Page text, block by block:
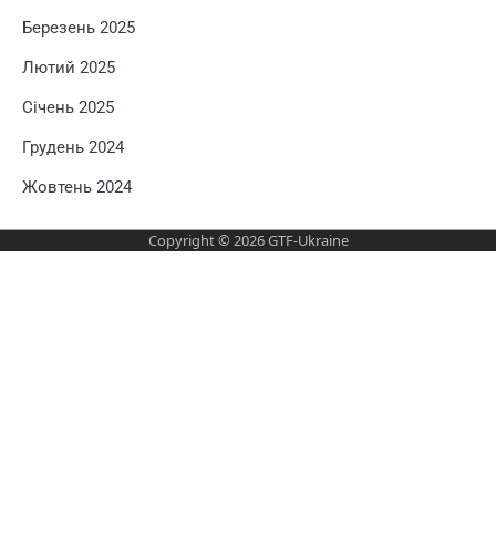
Березень 2025
Лютий 2025
Січень 2025
Грудень 2024
Жовтень 2024
Copyright © 2026GTF-Ukraine